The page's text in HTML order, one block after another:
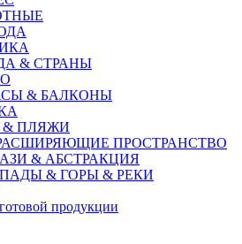
& СТРАНЫ
& БАЛКОНЫ
& ПЛЯЖИ
ПРОСТРАНСТВО
& АБСТРАКЦИЯ
& ГОРЫ & РЕКИ
продукции